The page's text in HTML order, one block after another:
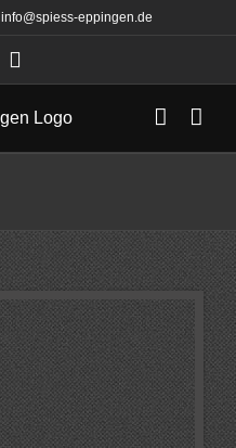
info@spiess-eppingen.de